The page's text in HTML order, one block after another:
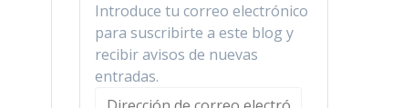
Introduce tu correo electrónico
para suscribirte a este blog y
recibir avisos de nuevas
entradas.
Dirección